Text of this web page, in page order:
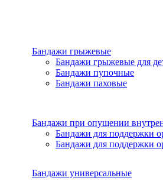
Бандажи грыжевые
Бандажи грыжевые для
Бандажи пупочные
Бандажи паховые
Бандажи при опущении
Бандажи для поддержки
Бандажи для поддержки
Бандажи универсальные